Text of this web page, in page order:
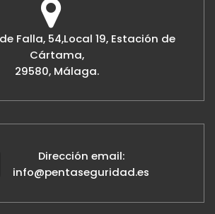
Falla, 54,Local 19, Estación de
Cártama,
29580, Málaga.
Dirección email:
info@pentaseguridad.es